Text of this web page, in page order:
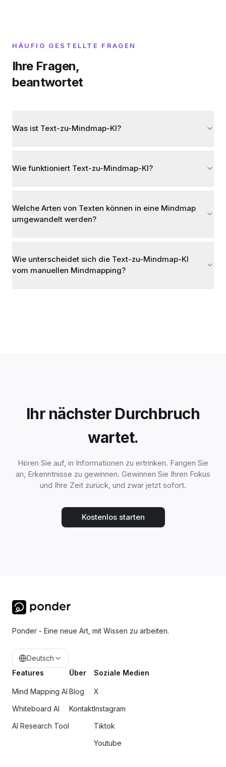
HÄUFIG GESTELLTE FRAGEN
Ihre Fragen,
beantwortet
Was ist Text-zu-Mindmap-KI?
Wie funktioniert Text-zu-Mindmap-KI?
Welche Arten von Texten können in eine Mindmap
umgewandelt werden?
Wie unterscheidet sich die Text-zu-Mindmap-KI
vom manuellen Mindmapping?
Ihr nächster Durchbruch
wartet.
Hören Sie auf, in Informationen zu ertrinken. Fangen Sie
an, Erkenntnisse zu gewinnen. Gewinnen Sie Ihren Fokus
und Ihre Zeit zurück, und zwar jetzt sofort.
Kostenlos starten
Ponder - Eine neue Art, mit Wissen zu arbeiten.
Deutsch
Features
Mind Mapping AI
Whiteboard AI
AI Research Tool
Über
Blog
Kontakt
Soziale Medien
X
Instagram
Tiktok
Youtube